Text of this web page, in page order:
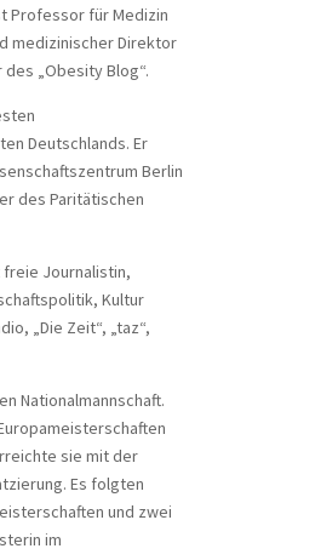
Professor für Medizin
medizinischer Direktor
„Obesity Blog“.
Deutschlands. Er
Berlin
des Paritätischen
freie Journalistin,
Kultur
„Die Zeit“, „taz“,
Nationalmannschaft.
sie mit der
Es folgten
und zwei
im